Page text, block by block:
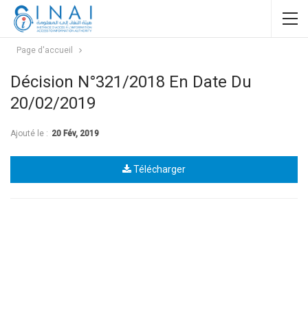
Page d'accueil
Décision N°321/2018 En Date Du
20/02/2019
Ajouté le : 20 Fév, 2019
Télécharger